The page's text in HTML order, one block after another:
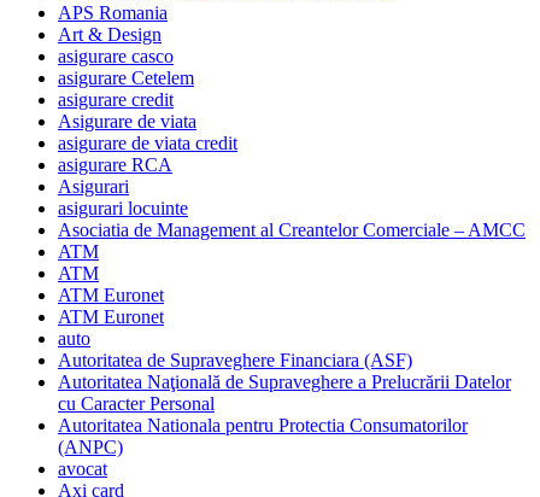
APS Romania
Art & Design
asigurare casco
asigurare Cetelem
asigurare credit
Asigurare de viata
asigurare de viata credit
asigurare RCA
Asigurari
asigurari locuinte
Asociatia de Management al Creantelor Comerciale – AMCC
ATM
ATM
ATM Euronet
ATM Euronet
auto
Autoritatea de Supraveghere Financiara (ASF)
Autoritatea Naţională de Supraveghere a Prelucrării Datelor
cu Caracter Personal
Autoritatea Nationala pentru Protectia Consumatorilor
(ANPC)
avocat
Axi card